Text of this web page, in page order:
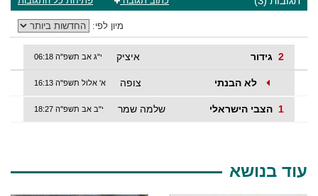
מיון לפי:
גידור 2 י"ג אב תשפ"ה 06:18 איציק
לא הבנתי א' אלול תשפ"ה 16:13 צופה
הצבי הישראלי 1 י"ב אב תשפ"ה 18:27 שלמה שמר
עוד בנושא